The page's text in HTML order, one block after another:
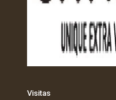
Visitas